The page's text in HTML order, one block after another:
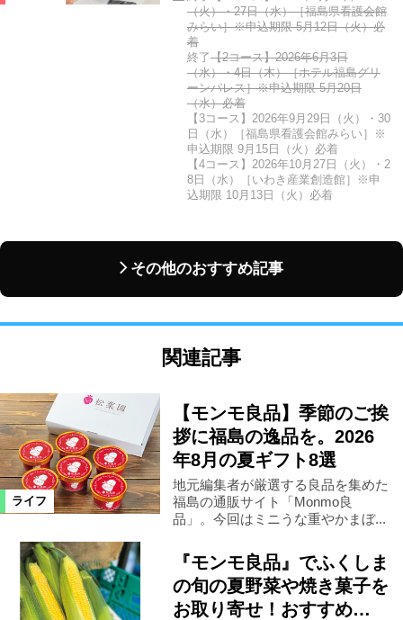
（火）・27日（水）［福島県看護会館
みらい］※申込期限 5月12日（火）必
着
終了【2コース】2026年6月3日
（水）・4日（木）［ホテル福島グリ
ーンパレス］※申込期限 5月20日
（水）必着
【3コース】2026年9月29日（火）・30
日（水）［福島県看護会館みらい］※
申込期限 9月15日（火）必着
【4コース】2026年10月27日（火）・2
8日（水）［いわき産業創造館］※申
込期限 10月13日（火）必着
その他のおすすめ記事
関連記事
ライフ
【モンモ良品】季節のご挨
拶に福島の逸品を。2026
年8月の夏ギフト8選
地元編集者が厳選する良品を集めた
福島の通販サイト「Monmo良
品」。今回はミニうな重やかまぼ...
『モンモ良品』でふくしま
の旬の夏野菜や焼き菓子を
お取り寄せ！おすすめ…